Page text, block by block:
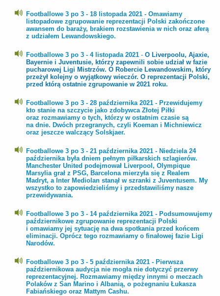
Footballowe 3 po 3 - 18 listopada 2021 - Omawiamy
listopadowe zgrupowanie reprezentacji Polski zakończone
awansem do baraży, brakiem rozstawienia w nich oraz aferą
z udziałem Lewandowskiego.
Footballowe 3 po 3 - 4 listopada 2021 - O Liverpoolu, Ajaxie,
Bayernie i Juventusie, którzy zapewnili sobie udział w fazie
pucharowej Ligi Mistrzów. O Robercie Lewandowskim, który
przeżył kolejny o wyjątkowy wieczór. O reprezentacji Polski,
przed którą ostatnie zgrupowanie w 2021 roku.
Footballowe 3 po 3 - 28 października 2021 - Przewidujemy
kto stanie na szczycie jako zdobywca Złotej Piłki
oraz rozmawiamy o tych, którzy w ostatnim czasie są
na dnie. Dwóch przegranych, czyli Koeman i Michniewicz
oraz jeszcze walczący Solskjaer.
Footballowe 3 po 3 - 21 października 2021 - Niedziela 24
października była dniem pełnym piłkarskich szlagierów.
Manchester United podejmował Liverpool, Olympique
Marsylia grał z PSG, Barcelona mierzyła się z Realem
Madryt, a Inter Mediolan stanął w szranki z Juventusem. My
wszystko to zapowiedzieliśmy i przedstawiliśmy nasze
przewidywania.
Footballowe 3 po 3 - 14 października 2021 - Podsumowujemy
październikowe zgrupowanie reprezentacji Polski
i omawiamy jej sytuację na dwa spotkania przed końcem
eliminacji. Oprócz tego rozmawiamy o finałowej fazie Ligi
Narodów.
Footballowe 3 po 3 - 5 października 2021 - Pierwsza
październikowa audycja nie mogła nie dotyczyć przerwy
reprezentacyjnej. Rozmawiamy między innymi o meczach
Polaków z San Marino i Albanią, o pożegnaniu Łukasza
Fabiańskiego oraz Mattym Cashu.